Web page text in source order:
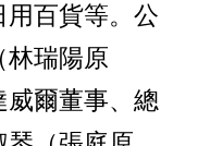
百貨等。公
林瑞陽原
威爾董事、總